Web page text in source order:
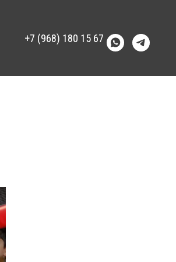
+7 (968) 180 15 67
+7 (968) 180 15 67